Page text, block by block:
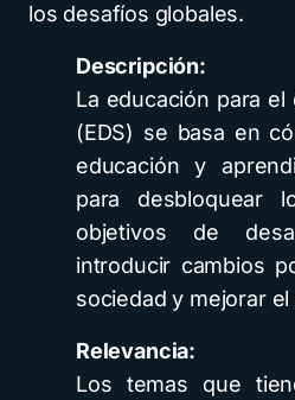
los desafíos globales.
Descripción:
La educación para
(EDS) se basa en
educación y
para desbloquear
objetivos de
introducir cambios
sociedad y mejorar
Relevancia:
Los temas que